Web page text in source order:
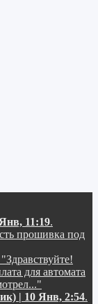
11:19.
прошивка под
"Здравствуйте!
для автомата
| 10 Янв, 2:54.